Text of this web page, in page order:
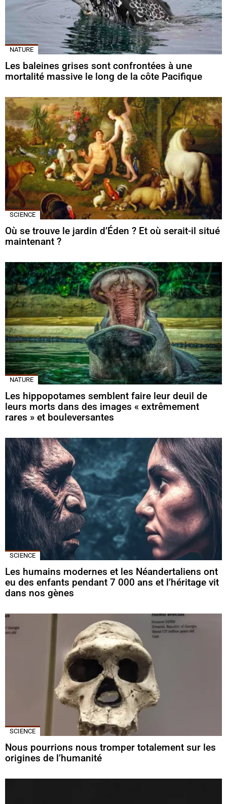
NATURE
Les baleines grises sont confrontées à une
mortalité massive le long de la côte Pacifique
SCIENCE
Où se trouve le jardin d’Éden ? Et où serait-il situé
maintenant ?
NATURE
Les hippopotames semblent faire leur deuil de
leurs morts dans des images « extrêmement
rares » et bouleversantes
SCIENCE
Les humains modernes et les Néandertaliens ont
eu des enfants pendant 7 000 ans et l’héritage vit
dans nos gènes
SCIENCE
Nous pourrions nous tromper totalement sur les
origines de l’humanité